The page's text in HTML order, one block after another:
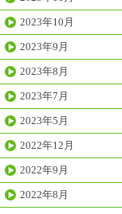
2023年10月
2023年9月
2023年8月
2023年7月
2023年5月
2022年12月
2022年9月
2022年8月